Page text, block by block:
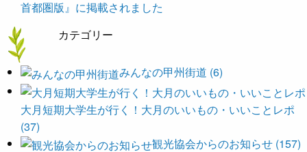
首都圏版』に掲載されました
カテゴリー
みんなの甲州街道 (6)
大月短期大学生が行く！大月のいいもの・いいことレポ
(37)
観光協会からのお知らせ (157)